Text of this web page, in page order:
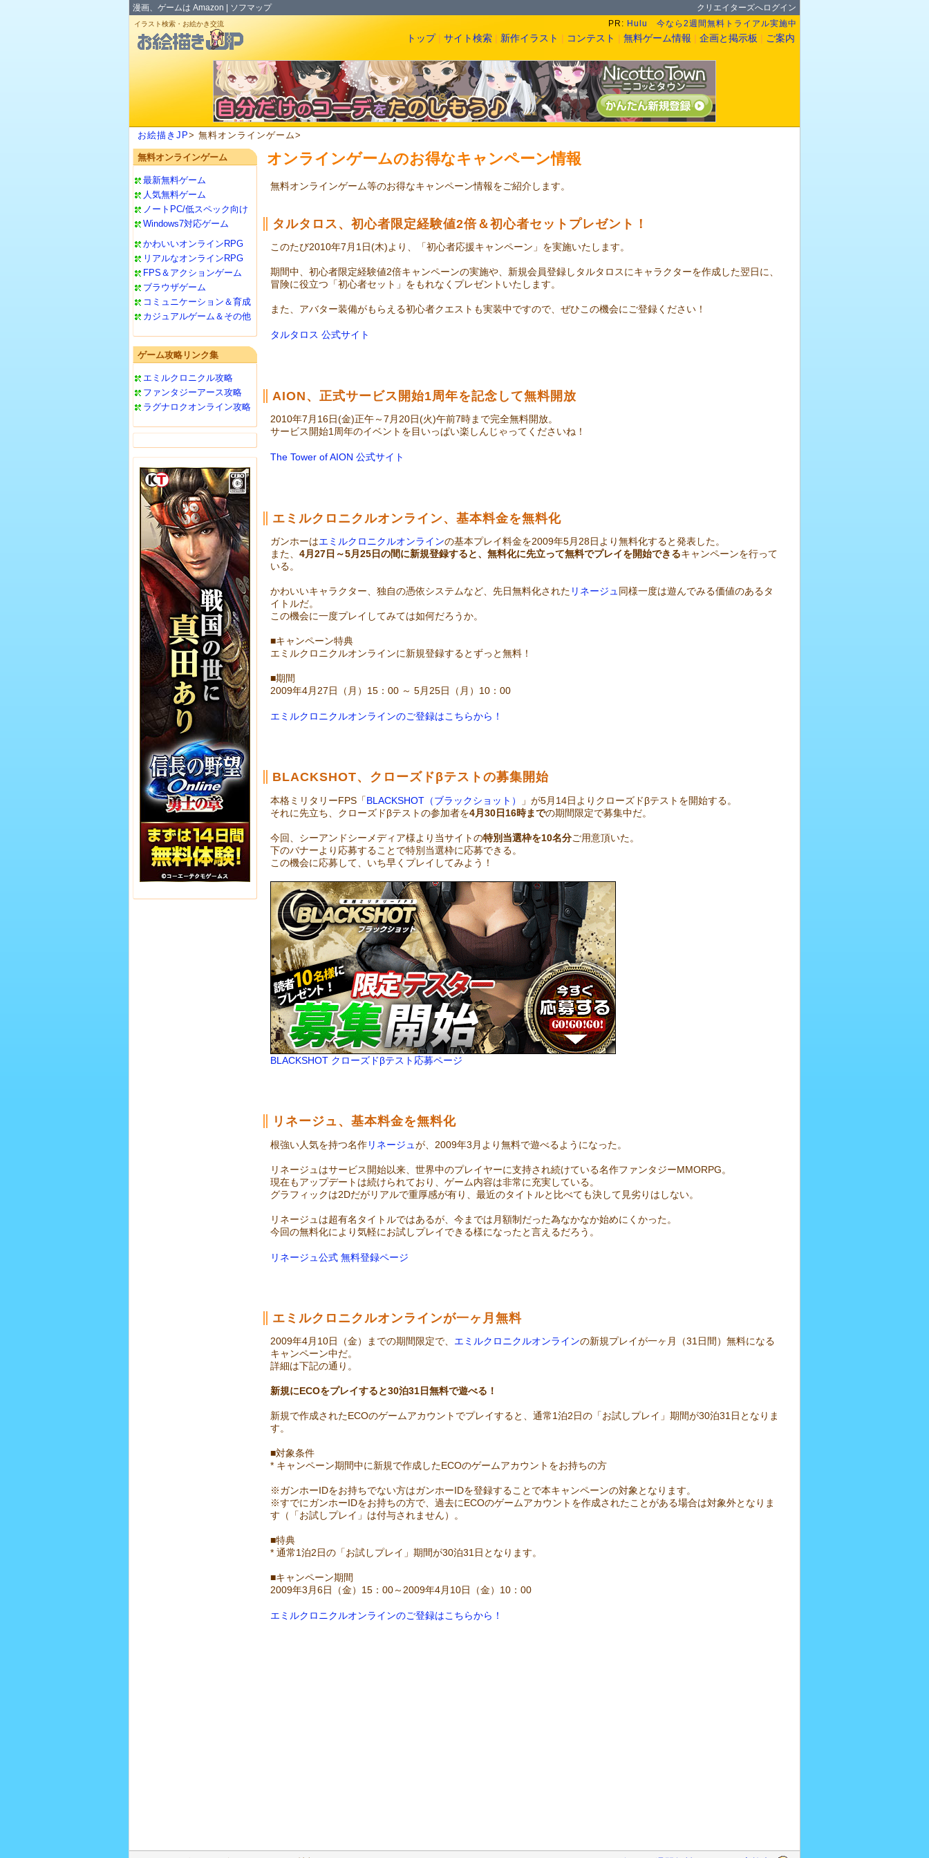
漫画、ゲームは Amazon ソフマップ クリエイターズへログイン
イラスト検索・お絵かき交流 PR: Hulu 今なら2週間無料トライアル実施中
トップ| サイト検索 | 新作イラスト | コンテスト | 無料ゲーム情報 | 企画と掲示板 | ご案内
お絵描きJP> 無料オンラインゲーム>
無料オンラインゲーム
最新無料ゲーム
人気無料ゲーム
ノートPC/低スペック向け
Windows7対応ゲーム
かわいいオンラインRPG
リアルなオンラインRPG
FPS＆アクションゲーム
ブラウザゲーム
コミュニケーション＆育成
カジュアルゲーム＆その他
ゲーム攻略リンク集
エミルクロニクル攻略
ファンタジーアース攻略
ラグナロクオンライン攻略
オンラインゲームのお得なキャンペーン情報
無料オンラインゲーム等のお得なキャンペーン情報をご紹介します。
タルタロス、初心者限定経験値2倍＆初心者セットプレゼント！
このたび2010年7月1日(木)より、「初心者応援キャンペーン」を実施いたします。
期間中、初心者限定経験値2倍キャンペーンの実施や、新規会員登録しタルタロスにキャラクターを作成した翌日に、
冒険に役立つ「初心者セット」をもれなくプレゼントいたします。
また、アバター装備がもらえる初心者クエストも実装中ですので、ぜひこの機会にご登録ください！
タルタロス 公式サイト
AION、正式サービス開始1周年を記念して無料開放
2010年7月16日(金)正午～7月20日(火)午前7時まで完全無料開放。
サービス開始1周年のイベントを目いっぱい楽しんじゃってくださいね！
The Tower of AION 公式サイト
エミルクロニクルオンライン、基本料金を無料化
ガンホーはエミルクロニクルオンラインの基本プレイ料金を2009年5月28日より無料化すると発表した。
また、 4月27日～5月25日の間に新規登録すると、無料化に先立って無料でプレイを開始できるキャンペーンを行って
いる。
かわいいキャラクター、独自の憑依システムなど、先日無料化された リネージュ 同様一度は遊んでみる価値のあるタ
イトルだ。
この機会に一度プレイしてみては如何だろうか。
■キャンペーン特典
エミルクロニクルオンラインに新規登録するとずっと無料！
■期間
2009年4月27日（月）15：00 ～ 5月25日（月）10：00
エミルクロニクルオンラインのご登録はこちらから！
BLACKSHOT、クローズドβテストの募集開始
本格ミリタリーFPS「BLACKSHOT（ブラックショット）
」が5月14日よりクローズドβテストを開始する。
それに先立ち、クローズドβテストの参加者を4月30日16時までの期間限定で募集中だ。
今回、シーアンドシーメディア様より当サイトの特別当選枠を10名分ご用意頂いた。
下のバナーより応募することで特別当選枠に応募できる。
この機会に応募して、いち早くプレイしてみよう！
BLACKSHOT クローズドβテスト応募ページ
リネージュ、基本料金を無料化
根強い人気を持つ名作リネージュ が、2009年3月より無料で遊べるようになった。
リネージュはサービス開始以来、世界中のプレイヤーに支持され続けている名作ファンタジーMMORPG。
現在もアップデートは続けられており、ゲーム内容は非常に充実している。
グラフィックは2Dだがリアルで重厚感が有り、最近のタイトルと比べても決して見劣りはしない。
リネージュは超有名タイトルではあるが、今までは月額制だった為なかなか始めにくかった。
今回の無料化により気軽にお試しプレイできる様になったと言えるだろう。
リネージュ公式 無料登録ページ
エミルクロニクルオンラインが一ヶ月無料
2009年4月10日（金）までの期間限定で、 エミルクロニクルオンラインの新規プレイが一ヶ月（31日間）無料になる
キャンペーン中だ。
詳細は下記の通り。
新規にECOをプレイすると30泊31日無料で遊べる！
新規で作成されたECOのゲームアカウントでプレイすると、通常1泊2日の「お試しプレイ」期間が30泊31日となりま
す。
■対象条件
* キャンペーン期間中に新規で作成したECOのゲームアカウントをお持ちの方
※ガンホーIDをお持ちでない方はガンホーIDを登録することで本キャンペーンの対象となります。
※すでにガンホーIDをお持ちの方で、過去にECOのゲームアカウントを作成されたことがある場合は対象外となりま
す（「お試しプレイ」は付与されません）。
■特典
* 通常1泊2日の「お試しプレイ」期間が30泊31日となります。
■キャンペーン期間
2009年3月6日（金）15：00～2009年4月10日（金）10：00
エミルクロニクルオンラインのご登録はこちらから！